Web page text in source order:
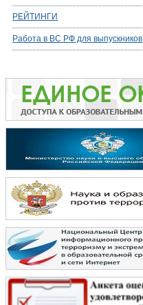
РЕЙТИНГИ
Работа в ВС РФ для выпускников